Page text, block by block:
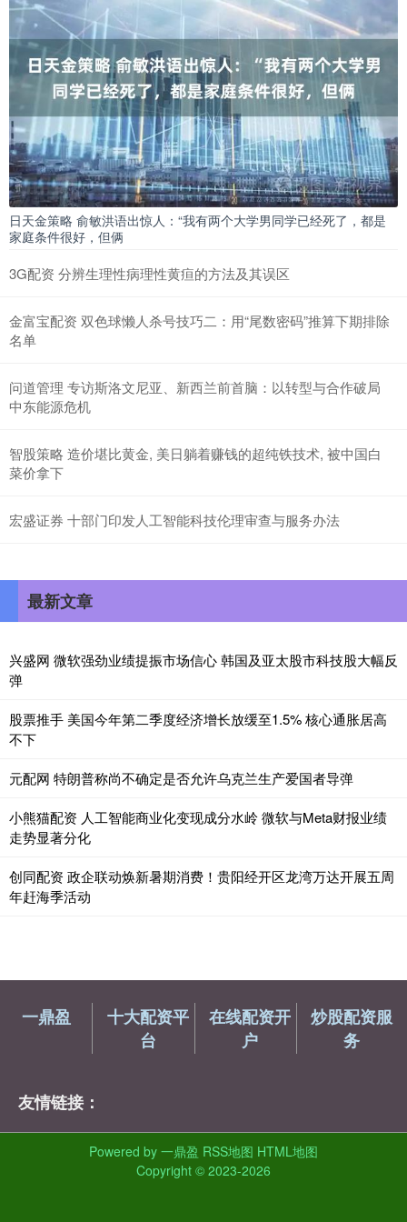
日天金策略 俞敏洪语出惊人：“我有两个大学男同学已经死了，都是
家庭条件很好，但俩
3G配资 分辨生理性病理性黄疸的方法及其误区
金富宝配资 双色球懒人杀号技巧二：用“尾数密码”推算下期排除
名单
问道管理 专访斯洛文尼亚、新西兰前首脑：以转型与合作破局
中东能源危机
智股策略 造价堪比黄金, 美日躺着赚钱的超纯铁技术, 被中国白
菜价拿下
宏盛证券 十部门印发人工智能科技伦理审查与服务办法
最新文章
兴盛网 微软强劲业绩提振市场信心 韩国及亚太股市科技股大幅反
弹
股票推手 美国今年第二季度经济增长放缓至1.5% 核心通胀居高
不下
元配网 特朗普称尚不确定是否允许乌克兰生产爱国者导弹
小熊猫配资 人工智能商业化变现成分水岭 微软与Meta财报业绩
走势显著分化
创同配资 政企联动焕新暑期消费！贵阳经开区龙湾万达开展五周
年赶海季活动
一鼎盈
十大配资平
台
在线配资开
户
炒股配资服
务
友情链接：
Powered by 一鼎盈 RSS地图 HTML地图
Copyright © 2023-2026